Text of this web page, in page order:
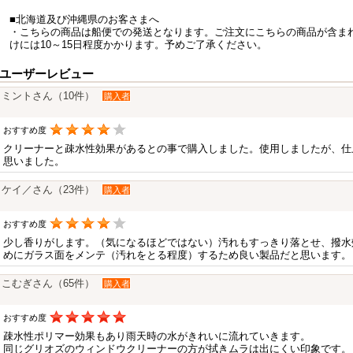
■北海道及び沖縄県のお客さまへ
・こちらの商品は船便での発送となります。ご注文にこちらの商品が含
けには10～15日程度かかります。予めご了承ください。
ユーザーレビュー
ミントさん（10件） 購入者
おすすめ度
クリーナーと疎水性効果があるとの事で購入しました。使用しましたが、
思いました。
ケイ／さん（23件） 購入者
おすすめ度
少し香りがします。（気になるほどではない）汚れもすっきり落とせ、撥
めにガラス面をメンテ（汚れをとる程度）するため良い製品だと思います。
こむぎさん（65件） 購入者
おすすめ度
疎水性ポリマー効果もあり雨天時の水がきれいに流れていきます。
同じグリオズのウィンドウクリーナーの方が拭きムラは出にくい印象です。